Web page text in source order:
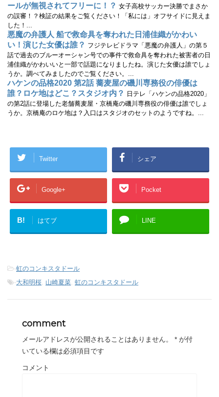
ールが無視されてフリーに！？ 女子高校サッカー決勝でまさか
の誤審！？検証の結果をご覧ください！「私には」オフサイドに見えま
した！...
悪魔の弁護人 船で救命具を奪われた日浦佳織がかわい
い！演じた女優は誰？ フジテレビドラマ「悪魔の弁護人」の第５
話で過去のブルーオーシャン号での事件で救命具を奪われた被害者の日
浦佳織がかわいいと一部で話題になりましたね。演じた女優は誰でしょ
うか。調べてみましたのでご覧ください。...
ハケンの品格2020 第2話 蕎麦屋の磯川専務役の俳優は
誰？ロケ地はどこ？スタジオ内？
日テレ「ハケンの品格2020」
の第2話に登場した老舗蕎麦屋・京橋庵の磯川専務役の俳優は誰でしょ
うか。京橋庵のロケ地は？入口はスタジオのセットのようですね。...
Twitter シェア
Google+ Pocket
B! はてブ LINE
-虹のコンキスタドール
-大和明桜 山崎夏菜 虹のコンキスタドール
comment
メールアドレスが公開されることはありません。 * が付
いている欄は必須項目です
コメント